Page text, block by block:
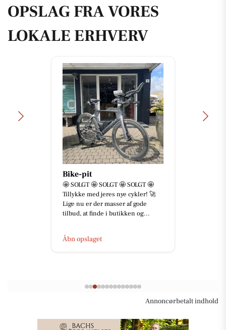
OPSLAG FRA VORES
LOKALE ERHVERV
Bike-pit
🤩 SOLGT 🤩 SOLGT 🤩 SOLGT 🤩
Tillykke med jeres nye cykler! 🚀
Lige nu er der masser af gode
tilbud, at finde i butikken og...
Åbn opslaget
Annoncørbetalt indhold